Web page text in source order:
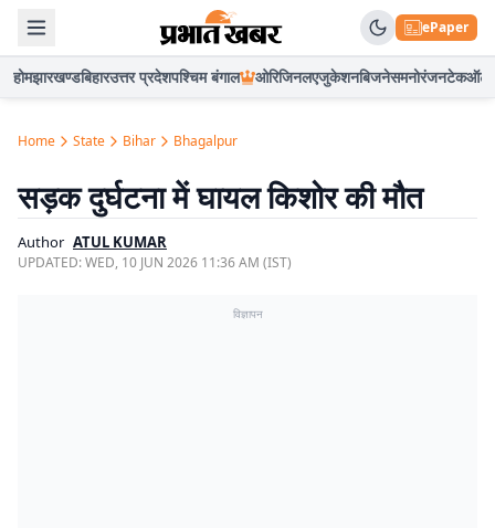
ePaper
होमझारखण्डबिहारउत्तर प्रदेशपश्चिम बंगाल ओरिजिनलएजुकेशनबिजनेसमनोरंजनटेकऑटो
Home State Bihar Bhagalpur
सड़क दुर्घटना में घायल किशोर की मौत
Author ATUL KUMAR
UPDATED:WED, 10 JUN 2026 11:36 AM (IST)
विज्ञापन